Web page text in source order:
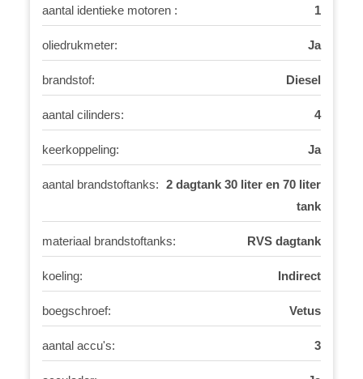
aantal identieke motoren : 1
oliedrukmeter: Ja
brandstof: Diesel
aantal cilinders: 4
keerkoppeling: Ja
aantal brandstoftanks: 2 dagtank 30 liter en 70 liter
tank
materiaal brandstoftanks: RVS dagtank
koeling: Indirect
boegschroef: Vetus
aantal accu's: 3